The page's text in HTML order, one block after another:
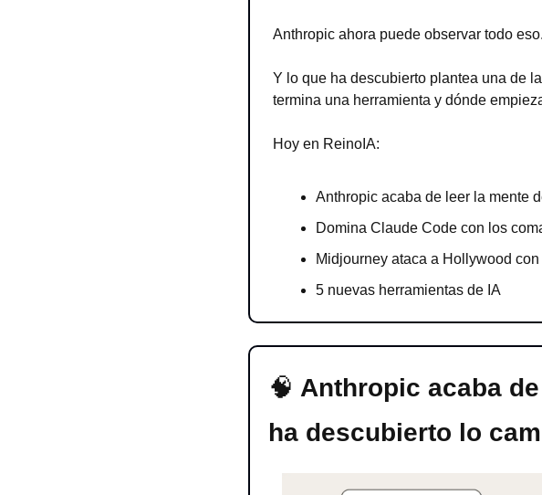
Anthropic ahora puede observar todo eso.
Y lo que ha descubierto plantea una de
termina una herramienta y dónde
Hoy en ReinoIA:
Anthropic acaba de leer la mente
Domina Claude Code con los
Midjourney ataca a Hollywood
5 nuevas herramientas de IA
🧠 Anthropic acaba
ha descubierto lo